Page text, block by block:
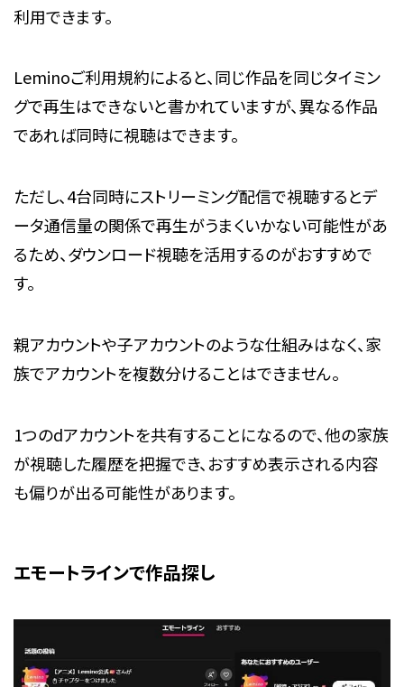
利用できます。
Leminoご利用規約によると、同じ作品を同じタイミン
グで再生はできないと書かれていますが、異なる作品
であれば同時に視聴はできます。
ただし、4台同時にストリーミング配信で視聴するとデ
ータ通信量の関係で再生がうまくいかない可能性があ
るため、ダウンロード視聴を活用するのがおすすめで
す。
親アカウントや子アカウントのような仕組みはなく、家
族でアカウントを複数分けることはできません。
1つのdアカウントを共有することになるので、他の家族
が視聴した履歴を把握でき、おすすめ表示される内容
も偏りが出る可能性があります。
エモートラインで作品探し